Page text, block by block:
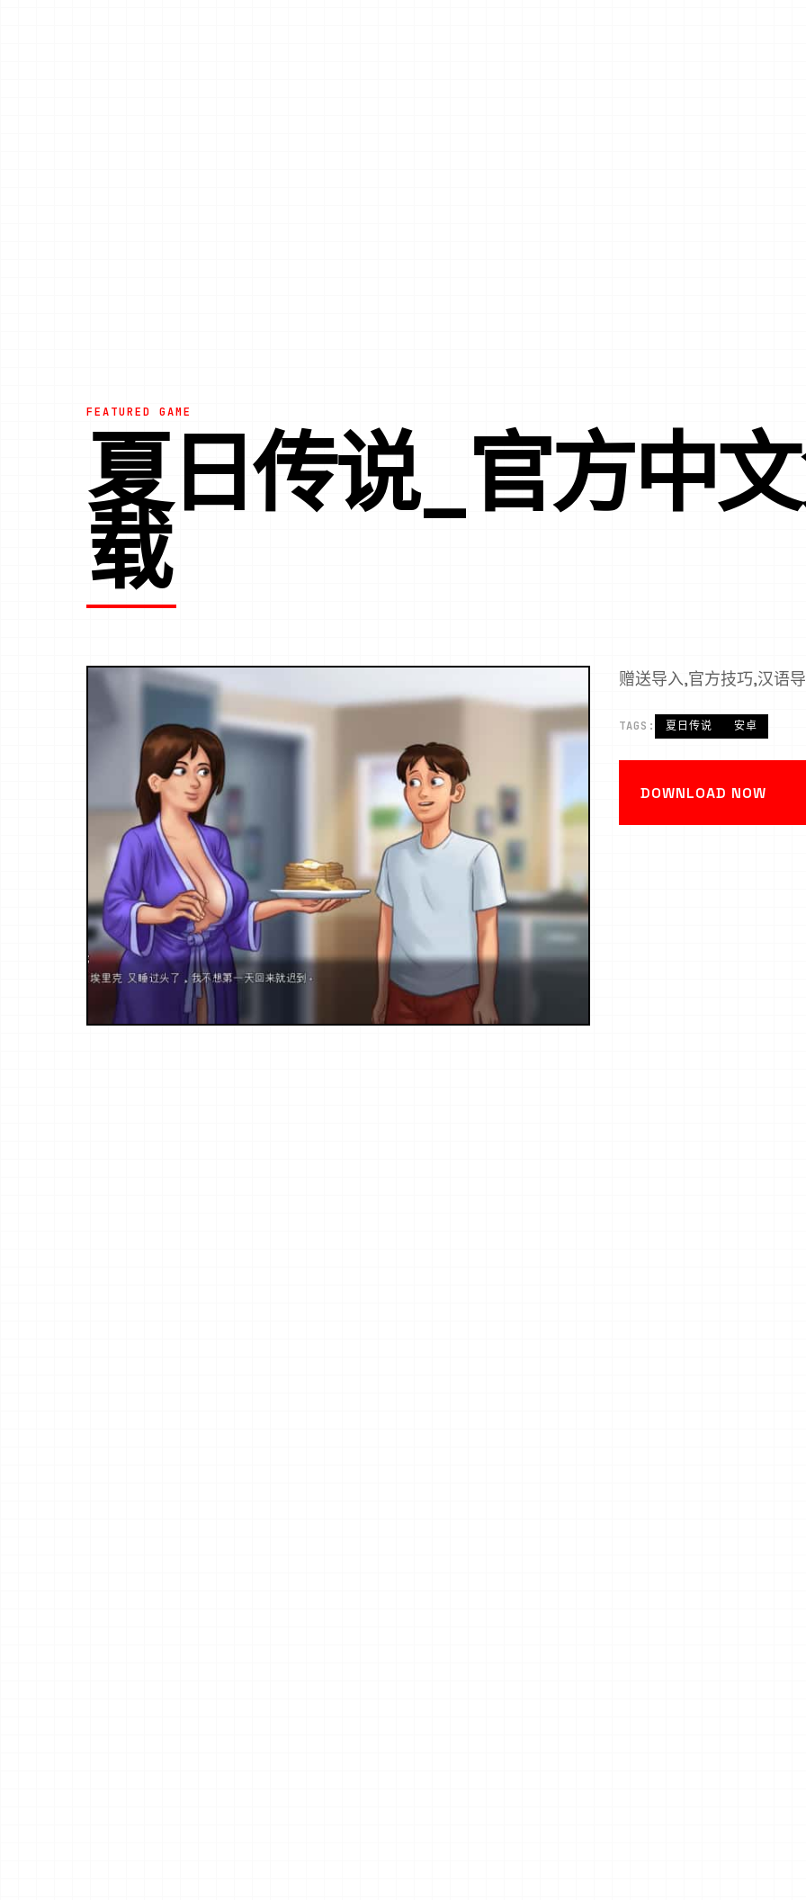
FEATURED GAME
夏日传说_官方中
载
赠送导入,官方技巧,汉语
TAGS: 夏日传说 安卓
DOWNLOAD NOW